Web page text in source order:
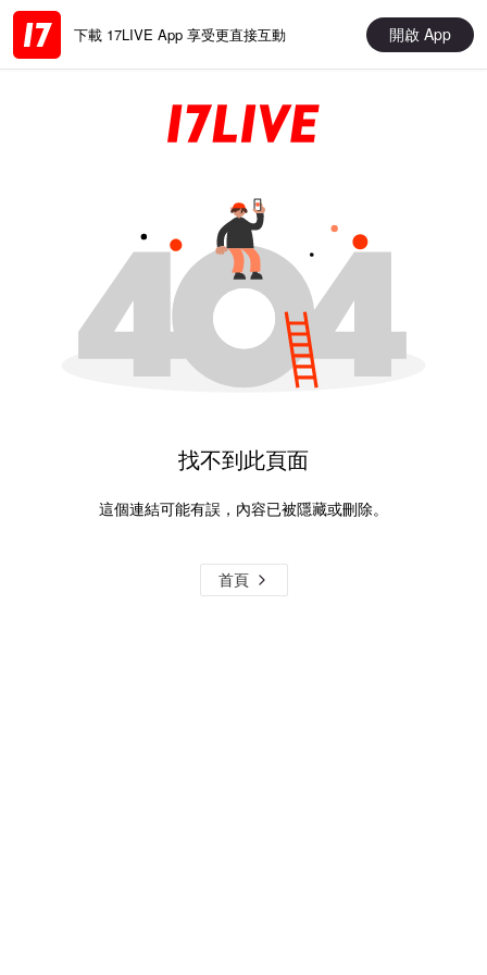
下載 17LIVE App 享受更直接互動 開啟 App
找不到此頁面
這個連結可能有誤，內容已被隱藏或刪除。
首頁